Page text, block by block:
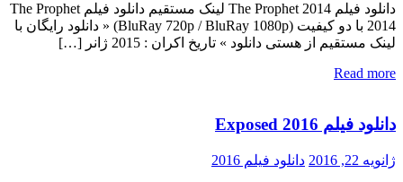
دانلود فیلم The Prophet 2014 لینک مستقیم دانلود فیلم The Prophet
2014 با دو کیفیت (BluRay 720p / BluRay 1080p) « دانلود رایگان با
لینک مستقیم از هستی دانلود » تاریخ اکران : 2015 ژانر […]
Read more
دانلود فیلم Exposed 2016
ژانویه 22, 2016 دانلود فیلم 2016